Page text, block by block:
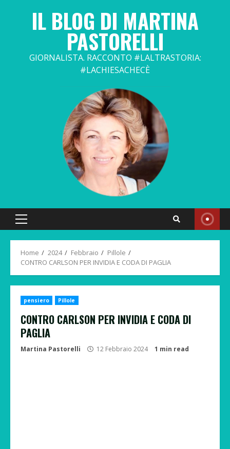
IL BLOG DI MARTINA
PASTORELLI
GIORNALISTA. RACCONTO #LALTRASTORIA:
#LACHIESACHECÈ
Primary
Home 2024 Febbraio
Pillole
CONTRO CARLSON PER INVIDIA E CODA DI PAGLIA
pensiero Pillole
CONTRO CARLSON PER INVIDIA E CODA DI
PAGLIA
Martina Pastorelli 12 Febbraio 2024 1 min read